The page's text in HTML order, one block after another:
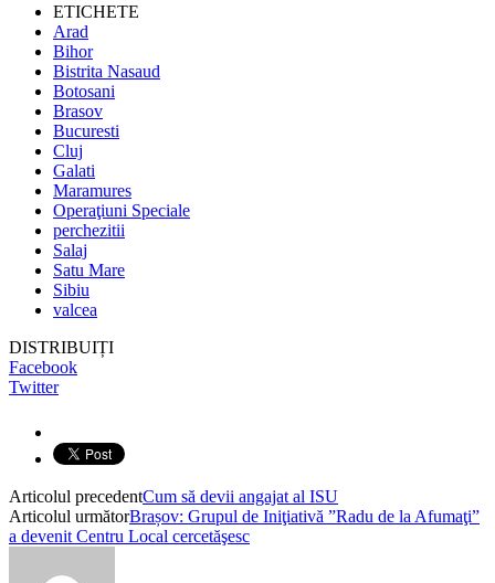
ETICHETE
Arad
Bihor
Bistrita Nasaud
Botosani
Brasov
Bucuresti
Cluj
Galati
Maramures
Operaţiuni Speciale
perchezitii
Salaj
Satu Mare
Sibiu
valcea
DISTRIBUIȚI
Facebook
Twitter
Articolul precedentCum să devii angajat al ISU
Articolul următorBrașov: Grupul de Iniţiativă ”Radu de la Afumaţi”
a devenit Centru Local cercetăşesc